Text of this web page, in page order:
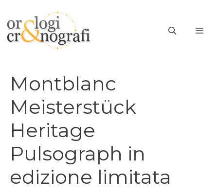
contenuto
Montblanc
Meisterstück
Heritage
Pulsograph in
edizione limitata